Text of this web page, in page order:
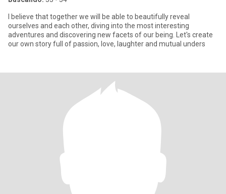
I believe that together we will be able to beautifully reveal
ourselves and each other, diving into the most interesting
adventures and discovering new facets of our being. Let's create
our own story full of passion, love, laughter and mutual unders